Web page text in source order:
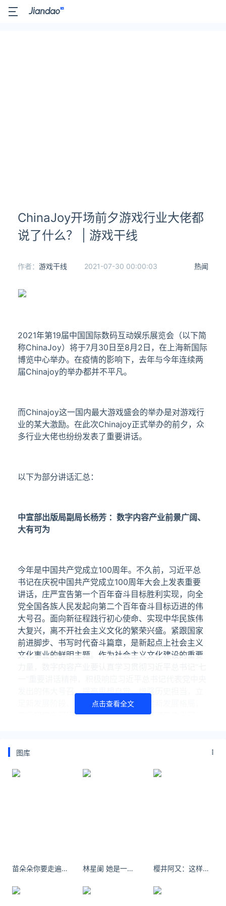
ChinaJoy开场前夕游戏行业大佬都
说了什么？ | 游戏干线
热闻
作者： 游戏干线 2021-07-30 00:00:03
2021年第19届中国国际数码互动娱乐展览会（以下简
称ChinaJoy）将于7月30日至8月2日，在上海新国际
博览中心举办。在疫情的影响下，去年与今年连续两
届Chinajoy的举办都并不平凡。
而Chinajoy这一国内最大游戏盛会的举办是对游戏行
业的某大激励。在此次Chinajoy正式举办的前夕，众
多行业大佬也纷纷发表了重要讲话。
以下为部分讲话汇总：
中宣部出版局副局长杨芳 ：数字内容产业前景广阔、
大有可为
今年是中国共产党成立100周年。不久前，习近平总
书记在庆祝中国共产党成立100周年大会上发表重要
讲话，庄严宣告第一个百年奋斗目标胜利实现，向全
党全国各族人民发起向第二个百年奋斗目标迈进的伟
大号召。面向新征程践行初心使命、实现中华民族伟
大复兴，离不开社会主义文化的繁荣兴盛。紧跟国家
前进脚步、书写时代奋斗篇章，是新起点上社会主义
文化事业的鲜明主题。作为社会主义文化建设的重要
发出的伟大号召，提高思想自觉，增强历史担当，立
足新发展阶段、贯彻新发展理念、构建新发展格局，
不断提高发展质量和水平，推动实现又好又快发展，
未来游戏行业的发展要进一步增强文化自觉；要进一
上，数字内容产业前景广阔、大有可为。
点击查看全文
图库
苗朵朵你要走遍灯火通明，才晓得世间冷暖 ​​​​ 林星阑 她是一名刚出道不久的模特新星。 樱井阿又：这样的雷电将军做同事你还要什么双休日？